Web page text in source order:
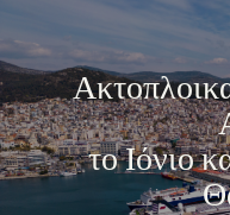
το Ιόνιο